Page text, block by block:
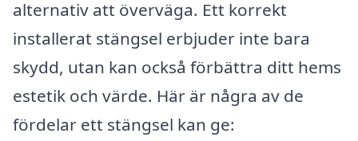
alternativ att överväga. Ett korrekt
installerat stängsel erbjuder inte bara
skydd, utan kan också förbättra ditt hems
estetik och värde. Här är några av de
fördelar ett stängsel kan ge: